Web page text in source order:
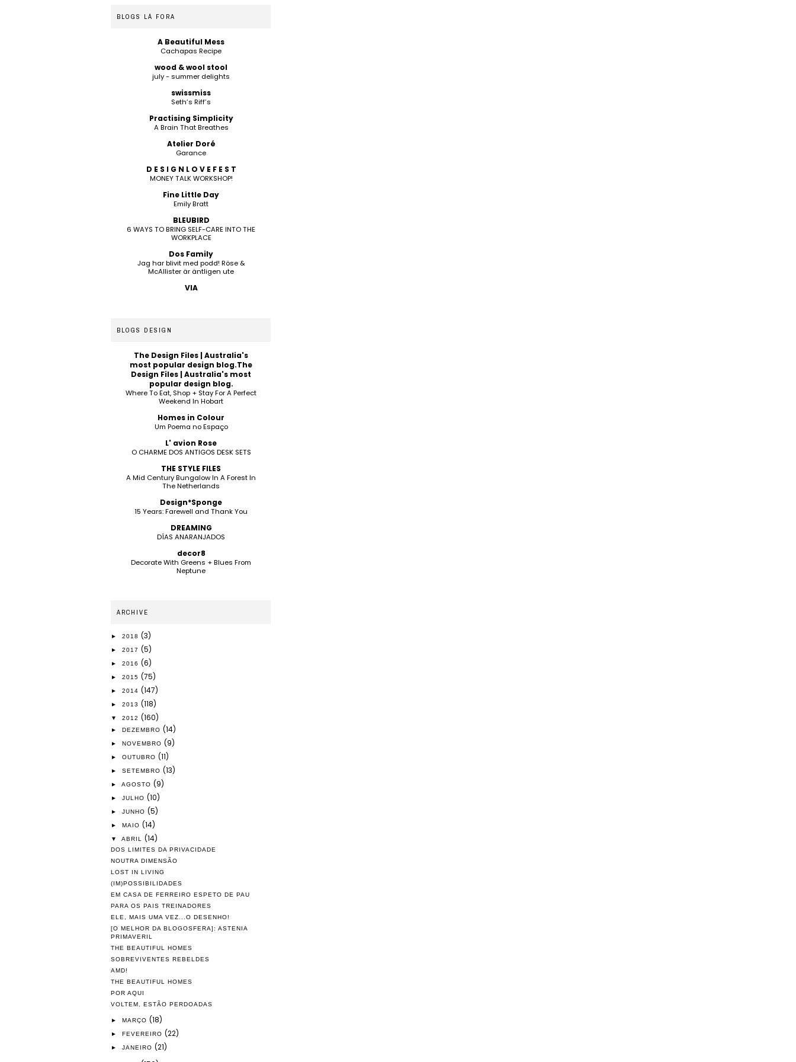
BLOGS LÁ FORA
A Beautiful Mess
Cachapas Recipe
wood & wool stool
july - summer delights
swissmiss
Seth’s Riff’s
Practising Simplicity
A Brain That Breathes
Atelier Doré
Garance
D E S I G N L O V E F E S T
MONEY TALK WORKSHOP!
Fine Little Day
Emily Bratt
BLEUBIRD
6 WAYS TO BRING SELF-CARE INTO THE
WORKPLACE
Dos Family
Jag har blivit med podd! Röse &
McAllister är äntligen ute
VIA
BLOGS DESIGN
The Design Files | Australia's
most popular design blog.The
Design Files | Australia's most
popular design blog.
Where To Eat, Shop + Stay For A Perfect
Weekend In Hobart
Homes in Colour
Um Poema no Espaço
L' avion Rose
O CHARME DOS ANTIGOS DESK SETS
THE STYLE FILES
A Mid Century Bungalow In A Forest In
The Netherlands
Design*Sponge
15 Years: Farewell and Thank You
DREAMING
DÍAS ANARANJADOS
decor8
Decorate With Greens + Blues From
Neptune
ARCHIVE
► 2018 (3)
► 2017 (5)
► 2016 (6)
► 2015 (75)
► 2014 (147)
► 2013 (118)
▼ 2012 (160)
► DEZEMBRO (14)
► NOVEMBRO (9)
► OUTUBRO (11)
► SETEMBRO (13)
► AGOSTO (9)
► JULHO (10)
► JUNHO (5)
► MAIO (14)
▼ ABRIL (14)
DOS LIMITES DA PRIVACIDADE
NOUTRA DIMENSÃO
LOST IN LIVING
(IM)POSSIBILIDADES
EM CASA DE FERREIRO ESPETO DE PAU
PARA OS PAIS TREINADORES
ELE, MAIS UMA VEZ...O DESENHO!
[O MELHOR DA BLOGOSFERA]: ASTENIA
PRIMAVERIL
THE BEAUTIFUL HOMES
SOBREVIVENTES REBELDES
AMD!
THE BEAUTIFUL HOMES
POR AQUI
VOLTEM, ESTÃO PERDOADAS
► MARÇO (18)
► FEVEREIRO (22)
► JANEIRO (21)